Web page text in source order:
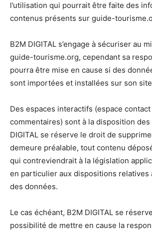
l’utilisation qui pourrait être faite des
contenus présents sur guide-
B2M DIGITAL s’engage à sécuriser au
guide-tourisme.org, cependant sa
pourra être mise en cause si des
sont importées et installées sur son
Des espaces interactifs (espace contact
commentaires) sont à la disposition
DIGITAL se réserve le droit de
demeure préalable, tout contenu
qui contreviendrait à la législation
en particulier aux dispositions relatives
des données.
Le cas échéant, B2M DIGITAL se
possibilité de mettre en cause la